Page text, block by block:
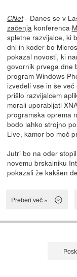
CNet- Danes se v
začenjakonferenca
spletne razvijalce, ki
dni in koder bo
pokazal novosti, ki
govornik prvega dne
program Windows
izvedeli vse in še
prišlo razvijalcem
morali uporabljati
programska oprema
bodo lahko strojno
Live, kamor bo moč
Jutri bo na oder
novemu brskalniku
pokazali že kakšen
Preberi več »